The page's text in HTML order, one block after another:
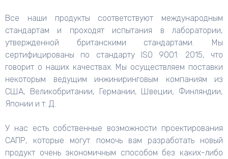
Все наши продукты соответствуют международным
стандартам и проходят испытания в лаборатории,
утвержденной британскими стандартами. Мы
сертифицированы по стандарту ISO 9001: 2015, что
говорит о наших качествах. Мы осуществляем поставки
некоторым ведущим инжиниринговым компаниям из
США, Великобритании, Германии, Швеции, Финляндии,
Японии и т. Д.
У нас есть собственные возможности проектирования
САПР, которые могут помочь вам разработать новый
продукт очень экономичным способом без каких-либо